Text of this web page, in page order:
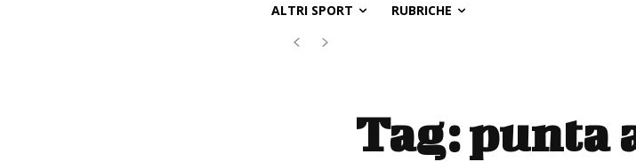
ALTRI SPORT RUBRICHE
Tag:punta